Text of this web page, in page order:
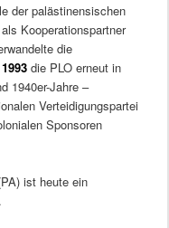
der palästinensischen
Kooperationspartner
die
die PLO erneut in
1940er-Jahre –
Verteidigungspartei
Sponsoren
ist heute ein